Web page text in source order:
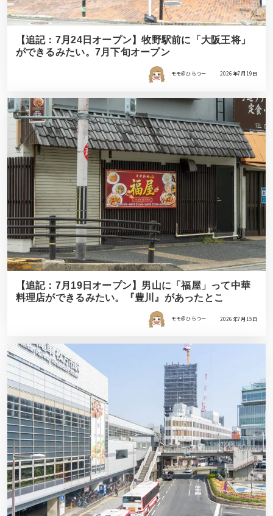
【追記：7月24日オープン】牧野駅前に「大阪王将」
ができるみたい。7月下旬オープン
モモ＠ひらつー 2026年7月19日
【追記：7月19日オープン】男山に「福屋」って中華
料理店ができるみたい。『豊川』があったとこ
モモ＠ひらつー 2026年7月15日